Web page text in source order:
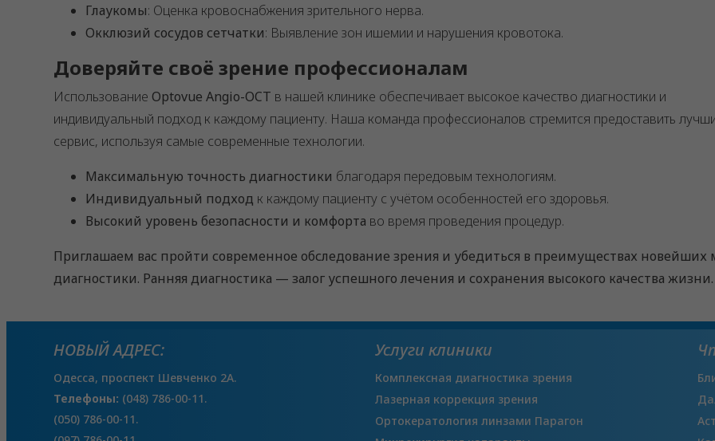
Глаукомы: Оценка кровоснабжения зрительного нерва.
Окклюзий сосудов сетчатки: Выявление зон ишемии и нарушения кровотока.
Доверяйте своё зрение профессионалам
Использование Optovue Angio-OCT в нашей клинике обеспечивает высокое качество диагностики и
индивидуальный подход к каждому пациенту. Наша команда профессионалов стремится предоставить
сервис, используя самые современные технологии.
Максимальную точность диагностики благодаря передовым технологиям.
Индивидуальный подход к каждому пациенту с учётом особенностей его здоровья.
Высокий уровень безопасности и комфорта во время проведения процедур.
Приглашаем вас пройти современное обследование зрения и убедиться в преимуществах новейших
диагностики. Ранняя диагностика — залог успешного лечения и сохранения высокого качества жизни.
НОВЫЙ АДРЕС:
Одесса, проспект Шевченко 2А.
Телефоны: (048) 786-00-11.
(050) 786-00-11.
Услуги клиники
Комплексная диагностика зрения
Лазерная коррекция зрения
Ортокератология линзами Парагон